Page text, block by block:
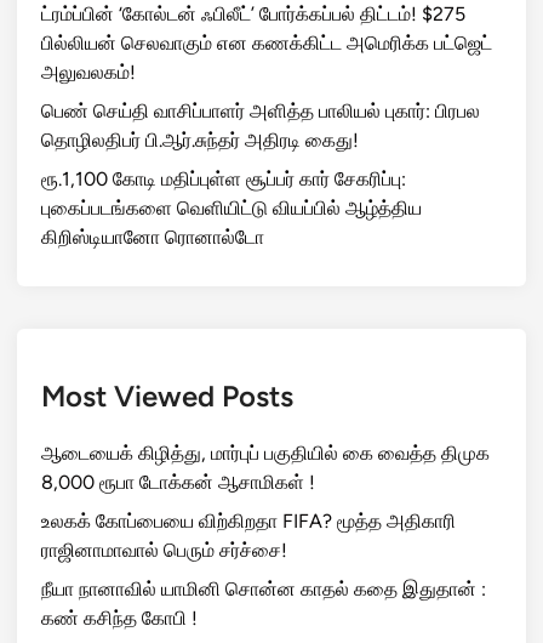
ட்ரம்ப்பின் ‘கோல்டன் ஃபிலீட்’ போர்க்கப்பல் திட்டம்! $275
பில்லியன் செலவாகும் என கணக்கிட்ட அமெரிக்க பட்ஜெட்
அலுவலகம்!
பெண் செய்தி வாசிப்பாளர் அளித்த பாலியல் புகார்: பிரபல
தொழிலதிபர் பி.ஆர்.சுந்தர் அதிரடி கைது!
ரூ.1,100 கோடி மதிப்புள்ள சூப்பர் கார் சேகரிப்பு:
புகைப்படங்களை வெளியிட்டு வியப்பில் ஆழ்த்திய
கிறிஸ்டியானோ ரொனால்டோ
Most Viewed Posts
ஆடையைக் கிழித்து, மார்புப் பகுதியில் கை வைத்த திமுக
8,000 ரூபா டோக்கன் ஆசாமிகள் !
உலகக் கோப்பையை விற்கிறதா FIFA? மூத்த அதிகாரி
ராஜினாமாவால் பெரும் சர்ச்சை!
நீயா நானாவில் யாமினி சொன்ன காதல் கதை இதுதான் :
கண் கசிந்த கோபி !